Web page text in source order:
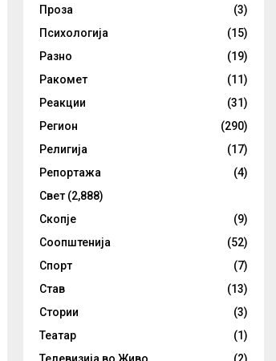
Проза
(3)
Психологија
(15)
Разно
(19)
Ракомет
(11)
Реакции
(31)
Регион
(290)
Религија
(17)
Репортажа
(4)
Свет (2,888)
Скопје
(9)
Соопштенија
(52)
Спорт
(7)
Став
(13)
Стории
(3)
Театар
(1)